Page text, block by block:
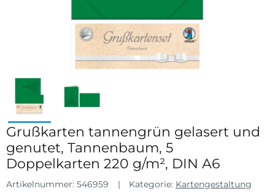
Grußkarten tannengrün gelasert und
genutet, Tannenbaum, 5
Doppelkarten 220 g/m², DIN A6
Artikelnummer: 546959 Kategorie: Kartengestaltung